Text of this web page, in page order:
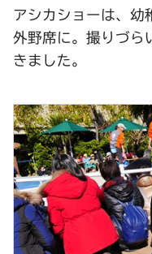
アシカショーは、幼
外野席に。撮りづら
きました。